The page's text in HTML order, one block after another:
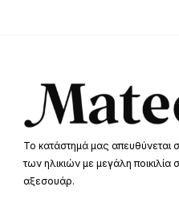
Το κατάστημά μας απευθύνεται
των ηλικιών με μεγάλη
αξεσουάρ.